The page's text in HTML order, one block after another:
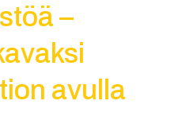
–
avulla